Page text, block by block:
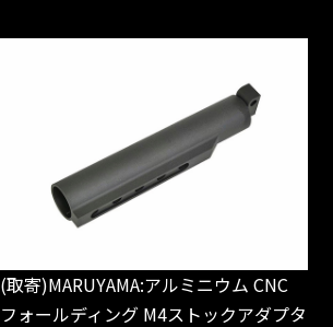
(取寄)MARUYAMA:アルミニウム CNC
フォールディング M4ストックアダプタ